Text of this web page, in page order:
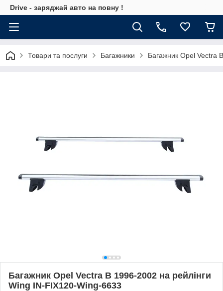
Drive - заряджай авто на повну !
Товари та послуги Багажники Багажник Opel Vectra
Багажник Opel Vectra B 1996-2002 на рейлінги
Wing IN-FIX120-Wing-6633